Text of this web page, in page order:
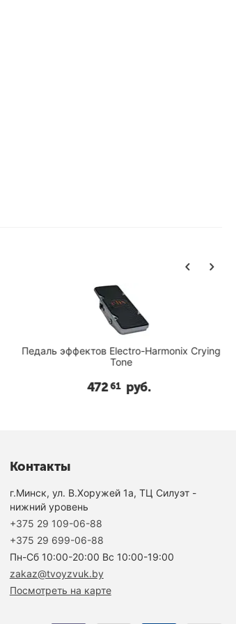
Педаль эффектов Electro-Harmonix Crying
Tone
47261 руб.
Контакты
г.Минск, ул. В.Хоружей 1а, ТЦ Силуэт -
нижний уровень
+375 29 109-06-88
+375 29 699-06-88
Пн-Cб 10:00-20:00 Вс 10:00-19:00
zakaz@tvoyzvuk.by
Посмотреть на карте